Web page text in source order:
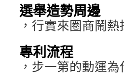
選舉造勢周邊
，行實來圈商鬧熱
專利流程
，步一第的動運為